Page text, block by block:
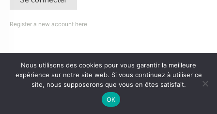
Register a new account here
Nous utilisons des cookies pour vous garantir la meilleure
expérience sur notre site web. Si vous continuez à utiliser ce
site, nous supposerons que vous en êtes satisfait.
OK